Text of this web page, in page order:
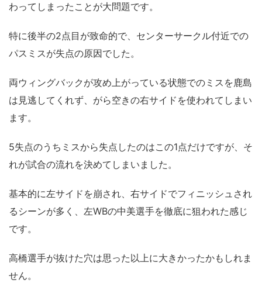
わってしまったことが大問題です。
特に後半の2点目が致命的で、センターサークル付近での
パスミスが失点の原因でした。
両ウィングバックが攻め上がっている状態でのミスを鹿島
は見逃してくれず、がら空きの右サイドを使われてしまい
ます。
5失点のうちミスから失点したのはこの1点だけですが、そ
れが試合の流れを決めてしまいました。
基本的に左サイドを崩され、右サイドでフィニッシュされ
るシーンが多く、左WBの中美選手を徹底に狙われた感じ
です。
高橋選手が抜けた穴は思った以上に大きかったかもしれま
せん。